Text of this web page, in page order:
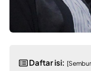
Daftar isi: